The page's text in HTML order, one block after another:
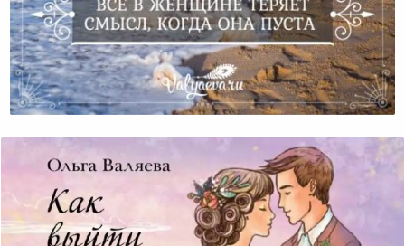
Все В Женщине Теряет Смысл, Когда Она Пуста